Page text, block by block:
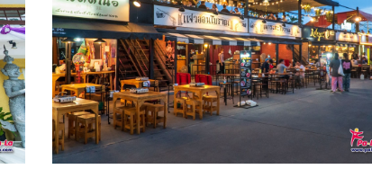
สอนดูดาวจะใช้เวลา 30 นาที และช่วงภาพยนตร์จ
ใช้เวลา 20 นาที